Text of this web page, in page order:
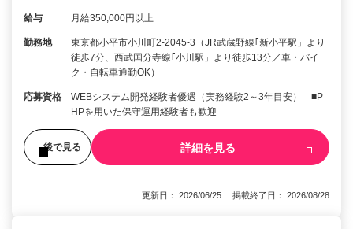
給与 月給350,000円以上
勤務地
東京都小平市小川町2-2045-3（JR武蔵野線｢新小平駅」より
徒歩7分、西武国分寺線｢小川駅」より徒歩13分／車・バイ
ク・自転車通勤OK）
応募資格
WEBシステム開発経験者優遇（実務経験2～3年目安） ■P
HPを用いた保守運用経験者も歓迎
後で見る 詳細を見る
更新日： 2026/06/25 掲載終了日： 2026/08/28